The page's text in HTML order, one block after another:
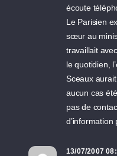
écoute
Le Parisien
sœur au
travaillait
le quotidien,
Sceaux aurait
aucun cas
pas de
d’information
13/07/2007